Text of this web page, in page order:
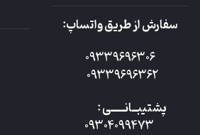
سفارش از طریق واتساپ:
09339696306
09339696362
پشتیبــانـــــی :
09304099473